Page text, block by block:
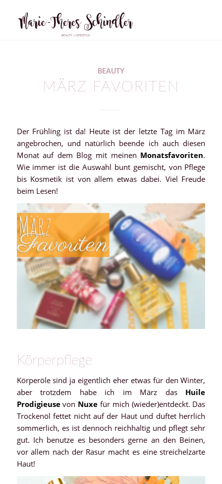
BEAUTY
MÄRZ FAVORITEN
Der Frühling ist da! Heute ist der letzte Tag im März
angebrochen, und natürlich beende ich auch diesen
Monat auf dem Blog mit meinen Monatsfavoriten.
Wie immer ist die Auswahl bunt gemischt, von Pflege
bis Kosmetik ist von allem etwas dabei. Viel Freude
beim Lesen!
Körperpflege
Körperöle sind ja eigentlich eher etwas für den Winter,
aber trotzdem habe ich im März das Huile
Prodigieusevon Nuxe für mich (wieder)entdeckt. Das
Trockenöl fettet nicht auf der Haut und duftet herrlich
sommerlich, es ist dennoch reichhaltig und pflegt sehr
gut. Ich benutze es besonders gerne an den Beinen,
vor allem nach der Rasur macht es eine streichelzarte
Haut!